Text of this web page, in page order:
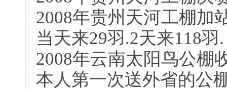
2008年贵州天河工棚加
当天来29羽.2天来118羽.
2008年云南太阳鸟公棚
本人第一次送外省的公